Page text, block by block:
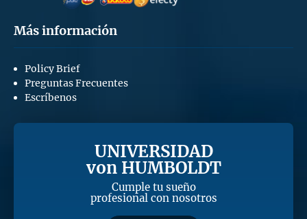
Más información
Policy Brief
Preguntas Frecuentes
Escríbenos
UNIVERSIDAD
von HUMBOLDT
Cumple tu sueño
profesional con nosotros